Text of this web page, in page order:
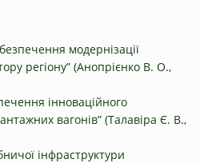
модернізації
регіону” (Анопрієнко В. О.,
інноваційного
вагонів” (Талавіра Є. В.,
інфраструктури